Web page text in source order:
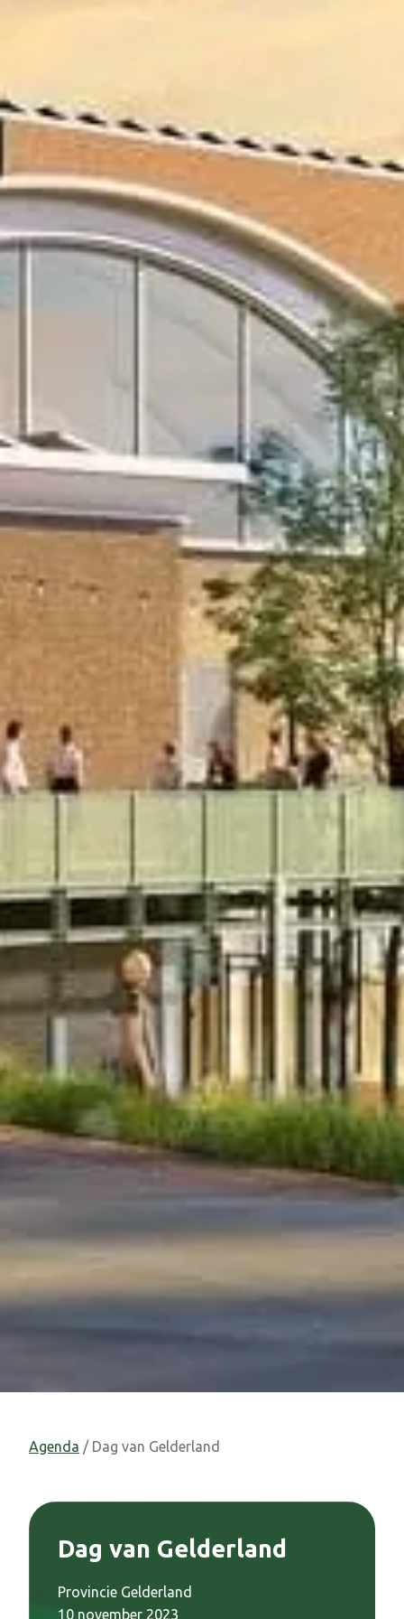
Agenda / Dag van Gelderland
Dag van Gelderland
Provincie Gelderland
10 november 2023